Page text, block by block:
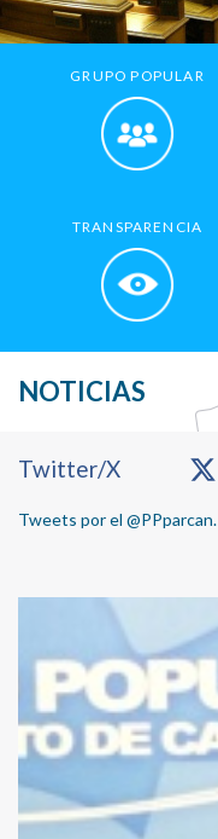
GRUPO POPULAR
TRANSPARENCIA
NOTICIAS
Primary
Twitter/X
Tweets por el @PPparcan.